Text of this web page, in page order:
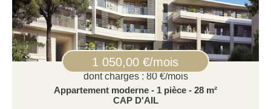
1 050,00 €/mois
dont charges : 80 €/mois
Appartement moderne - 1 pièce - 28 m²
CAP D'AIL